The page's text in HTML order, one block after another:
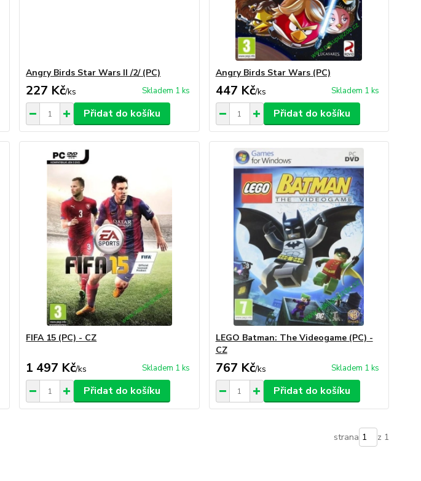
Angry Birds Star Wars II /2/ (PC)
227 Kč/ks Skladem 1 ks
Přidat do košíku
Angry Birds Star Wars (PC)
447 Kč/ks Skladem 1 ks
Přidat do košíku
FIFA 15 (PC) - CZ
1 497 Kč/ks Skladem 1 ks
Přidat do košíku
LEGO Batman: The Videogame (PC) -
CZ
767 Kč/ks Skladem 1 ks
Přidat do košíku
strana z 1